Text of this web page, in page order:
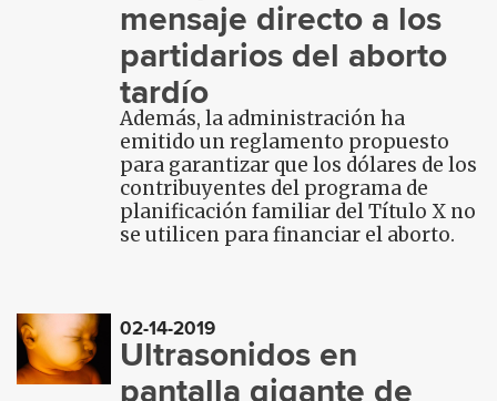
mensaje directo a los
partidarios del aborto
tardío
Además, la administración ha
emitido un reglamento propuesto
para garantizar que los dólares de los
contribuyentes del programa de
planificación familiar del Título X no
se utilicen para financiar el aborto.
02-14-2019
Ultrasonidos en
pantalla gigante de